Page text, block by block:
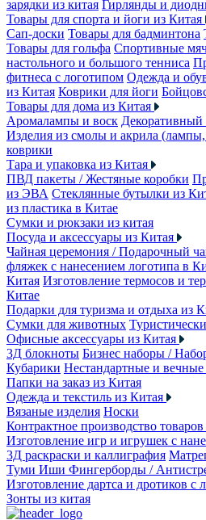
зарядки из китая Гирлянды и
Товары для спорта и йоги из Китая
Сап-доски Товары для бадминтона
Товары для гольфа Спортивные
настольного и большого тенниса
фитнеса с логотипом Одежда и
из Китая Коврики для йоги
Товары для дома из Китая
Аромалампы и воск
Изделия из смолы и акрила (лампы,
коврики
Тара и упаковка из Китая
ПВД пакеты / Жестяные коробки
из ЭВА Стеклянные бутылки из
из пластика в Китае
Сумки и рюкзаки из китая
Посуда и аксессуары из Китая
Чайная церемония / Подарочный
фляжек с нанесением логотипа в
Китая Изготовление термосов и
Китае
Подарки для туризма и отдыха из
Сумки для животных
Офисные аксессуары из Китая
3Д блокноты Бизнес наборы /
Кубарики Нестандартные и вечные
Папки на заказ из Китая
Одежда и текстиль из Китая
Вязаные изделия Носки
Контрактное производство
Изготовление игр и игрушек с
3Д раскраски и каллиграфия
Туми Иши Фингерборды /
Изготовление дартса и дротиков с
Зонты из китая